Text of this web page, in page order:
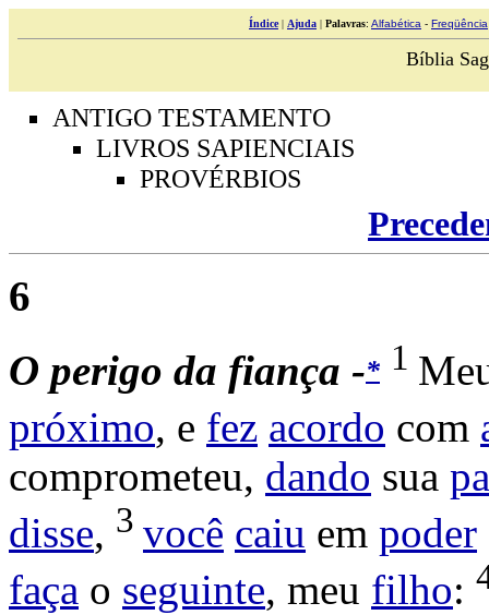
Índice| Ajuda | Palavras: Alfabética - Freqüência
Bíblia
ANTIGO TESTAMENTO
LIVROS SAPIENCIAIS
PROVÉRBIOS
6
O perigo da fiança -* 1
próximo, e fez acordo com
comprometeu, dando sua
disse, 3 você caiu em poder
faça o seguinte, meu filho: